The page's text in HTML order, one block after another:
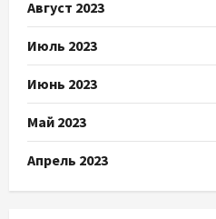
Август 2023
Июль 2023
Июнь 2023
Май 2023
Апрель 2023